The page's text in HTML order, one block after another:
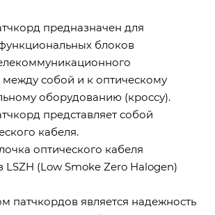
предназначен для
блоков
собой и к оптическому
оборудованию (кроссу).
представляет собой
кабеля.
оптического кабеля
LSZH (Low Smoke Zero Halogen)
патчкордов является надежность